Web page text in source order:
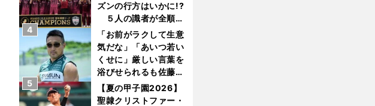
ズンの行方はいかに!?
５人の識者が全順位
を大胆予想
「お前がラクして生意
気だな」「あいつ若い
くせに」厳しい言葉を
浴びせられるも佐藤慎
太郎が貫いた誇りとフ
ァンへの思い
4
【夏の甲子園2026】
聖隷クリストファー・
5